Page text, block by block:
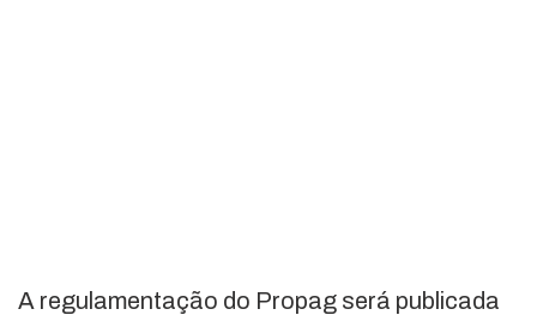
A regulamentação do Propag será publicada